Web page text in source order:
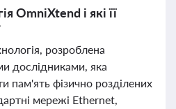
OmniXtend і які її
розроблена
дослідниками, яка
пам'ять фізично розділених
мережі Ethernet,